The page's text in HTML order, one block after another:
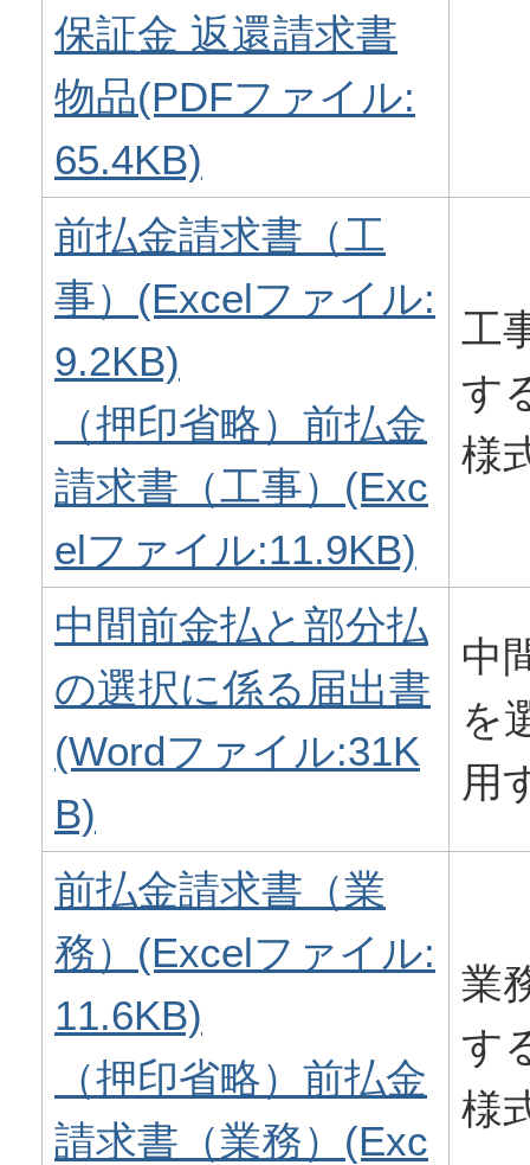
保証金 返還請求書
物品(PDFファイル:
65.4KB)
前払金請求書（工
事）(Excelファイル:
9.2KB)
（押印省略）前払金
請求書（工事）(Exc
elファイル:11.9KB)
工
す
様
中間前金払と部分払
の選択に係る届出書
(Wordファイル:31K
B)
中
を
用
前払金請求書（業
務）(Excelファイル:
11.6KB)
（押印省略）前払金
請求書（業務）(Exc
業
す
様